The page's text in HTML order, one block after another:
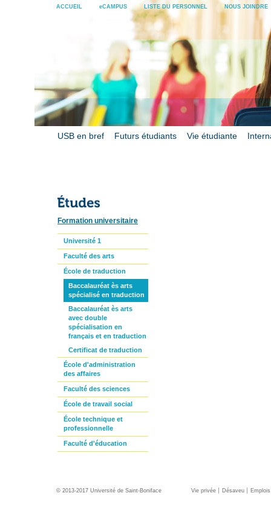
ACCUEIL eCAMPUS LISTE DU PERSONNEL NOUS JOINDRE
USB en bref Futurs étudiants Vie étudiante
Formation universitaire
Université 1
Faculté des arts
École de traduction
Baccalauréat ès arts
spécialisé en traduction
Baccalauréat ès arts
avec double
spécialisation en
français et en traduction
Certificat de traduction
École d'administration
des affaires
Faculté des sciences
École de travail social
École technique et
professionnelle
Faculté d'éducation
© 2013-2017 Université de Saint-Boniface Vie privée Désaveu Emplois